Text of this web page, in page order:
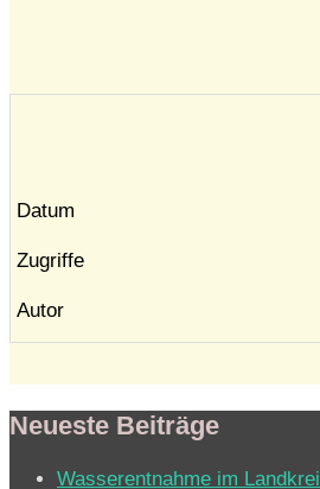
Datum
Zugriffe
Autor
Neueste Beiträge
Wasserentnahme im